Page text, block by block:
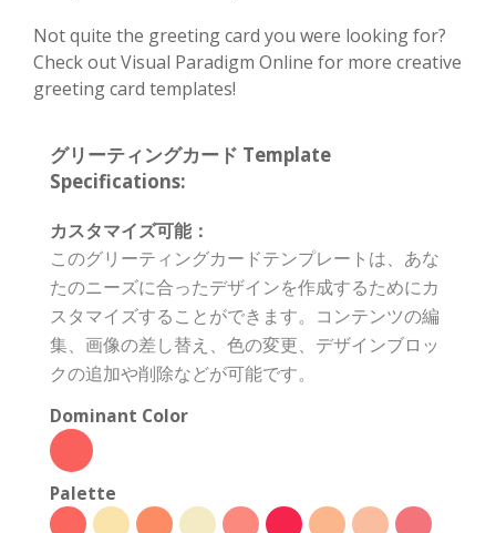
Not quite the greeting card you were looking for?
Check out Visual Paradigm Online for more creative
greeting card templates!
グリーティングカード Template
Specifications:
カスタマイズ可能：
このグリーティングカードテンプレートは、あな
たのニーズに合ったデザインを作成するためにカ
スタマイズすることができます。コンテンツの編
集、画像の差し替え、色の変更、デザインブロッ
クの追加や削除などが可能です。
Dominant Color
Palette